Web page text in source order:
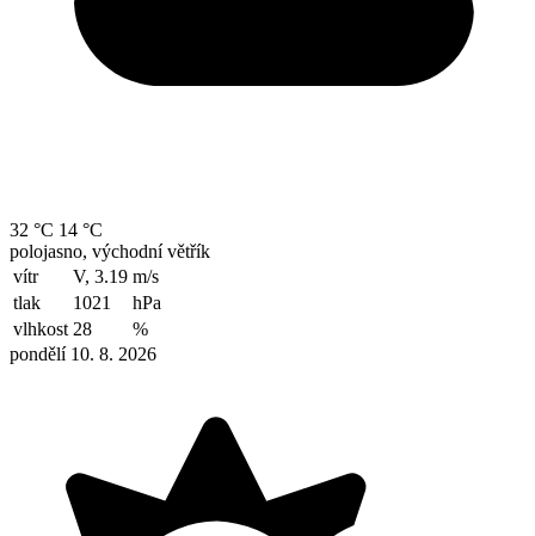
32 °C 14 °C
polojasno, východní větřík
vítr
V, 3.19 m/s
tlak
1021
hPa
vlhkost 28
%
pondělí 10. 8. 2026